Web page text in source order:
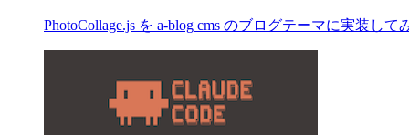
PhotoCollage.js を a-blog cms のブログテーマに実装して